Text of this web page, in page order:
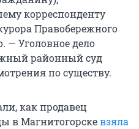
корреспонденту
Правобережного
Уголовное дело
районный суд
по существу.
как продавец
в Магнитогорскевзяла